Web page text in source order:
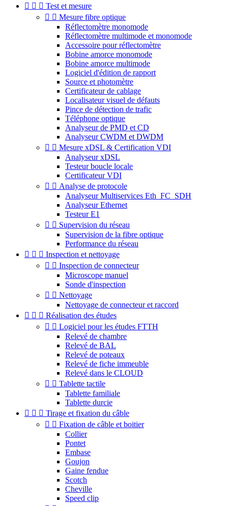
   Test et mesure
  Mesure fibre optique
Réflectomètre monomode
Réflectomètre multimode et monomode
Accessoire pour réflectomètre
Bobine amorce monomode
Bobine amorce multimode
Logiciel d'édition de rapport
Source et photomètre
Certificateur de cablage
Localisateur visuel de défauts
Pince de détection de trafic
Téléphone optique
Analyseur de PMD et CD
Analyseur CWDM et DWDM
  Mesure xDSL & Certification VDI
Analyseur xDSL
Testeur boucle locale
Certificateur VDI
  Analyse de protocole
Analyseur Multiservices Eth_FC_SDH
Analyseur Ethernet
Testeur E1
  Supervision du réseau
Supervision de la fibre optique
Performance du réseau
   Inspection et nettoyage
  Inspection de connecteur
Microscope manuel
Sonde d'inspection
  Nettoyage
Nettoyage de connecteur et raccord
   Réalisation des études
  Logiciel pour les études FTTH
Relevé de chambre
Relevé de BAL
Relevé de poteaux
Relevé de fiche immeuble
Relevé dans le CLOUD
  Tablette tactile
Tablette familiale
Tablette durcie
   Tirage et fixation du câble
  Fixation de câble et boitier
Collier
Pontet
Embase
Goujon
Gaine fendue
Scotch
Cheville
Speed clip